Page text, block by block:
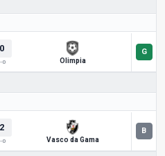
0 Olimpia
0 Vasco da Gama